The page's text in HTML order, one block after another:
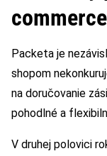
commerce
Packeta je
shopom
na doručovanie
pohodlné a
V druhej polovici